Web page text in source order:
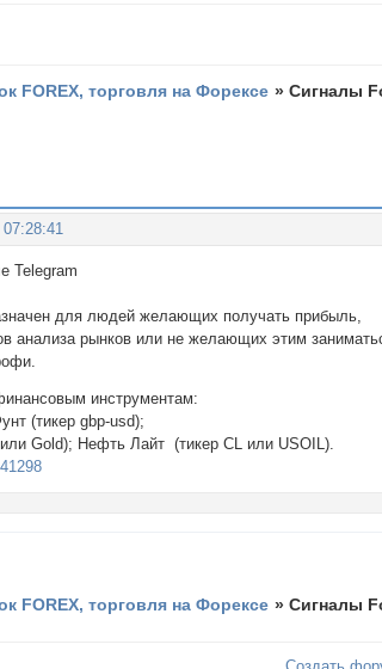
FOREX, торговля на Форексе »Сигналы
07:28:41
в канале Telegram
для людей желающих получать прибыль,
анализа рынков или не желающих этим
инструментам:
(тикер gbp-usd);
Gold); Нефть Лайт (тикер CL или USOIL).
FOREX, торговля на Форексе »Сигналы